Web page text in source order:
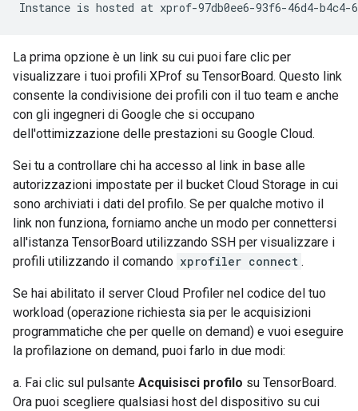
La prima opzione è un link su cui puoi fare clic per
visualizzare i tuoi profili XProf su TensorBoard. Questo link
consente la condivisione dei profili con il tuo team e anche
con gli ingegneri di Google che si occupano
dell'ottimizzazione delle prestazioni su Google Cloud.
Sei tu a controllare chi ha accesso al link in base alle
autorizzazioni impostate per il bucket Cloud Storage in cui
sono archiviati i dati del profilo. Se per qualche motivo il
link non funziona, forniamo anche un modo per connettersi
all'istanza TensorBoard utilizzando SSH per visualizzare i
profili utilizzando il comando xprofiler connect .
Se hai abilitato il server Cloud Profiler nel codice del tuo
workload (operazione richiesta sia per le acquisizioni
programmatiche che per quelle on demand) e vuoi eseguire
la profilazione on demand, puoi farlo in due modi:
a. Fai clic sul pulsante Acquisisci profilo su TensorBoard.
Ora puoi scegliere qualsiasi host del dispositivo su cui